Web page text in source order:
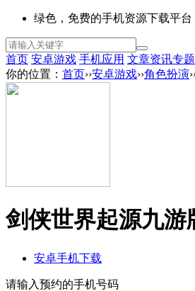
绿色，免费的手机资源下载平台
首页 安卓游戏 手机应用 文章资讯专题
你的位置： 首页››安卓游戏››角色扮演
剑侠世界起源九游
安卓手机下载
请输入预约的手机号码